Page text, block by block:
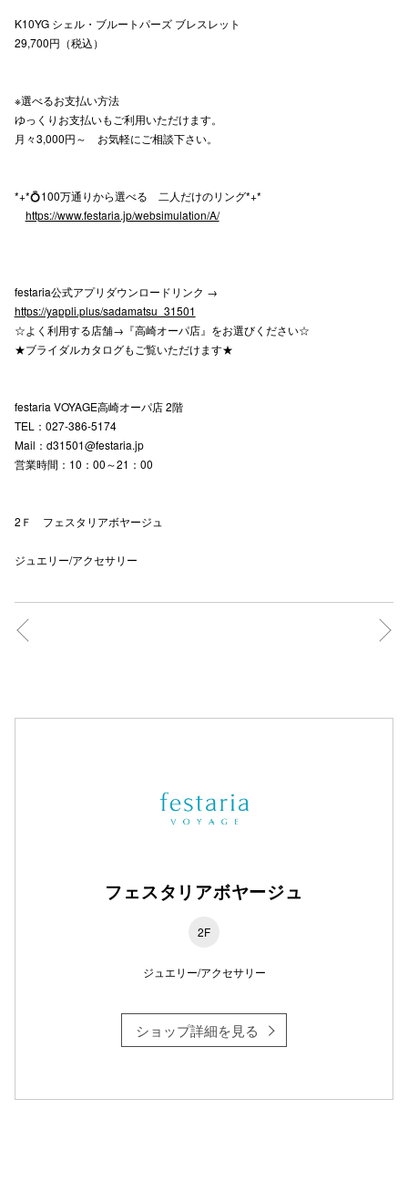
K10YG シェル・ブルートパーズ ブレスレット
29,700円（税込）
※選べるお支払い方法
ゆっくりお支払いもご利用いただけます。
月々3,000円～ お気軽にご相談下さい。
*+*💍100万通りから選べる 二人だけのリング*+*
https://www.festaria.jp/websimulation/A/
festaria公式アプリダウンロードリンク →
https://yappli.plus/sadamatsu_31501
☆よく利用する店舗→『高崎オーパ店』をお選びください☆
★ブライダルカタログもご覧いただけます★
festaria VOYAGE高崎オーパ店 2階
TEL：027-386-5174
Mail：d31501@festaria.jp
営業時間：10：00～21：00
2Ｆ フェスタリアボヤージュ
ジュエリー/アクセサリー
フェスタリアボヤージュ
2F
ジュエリー/アクセサリー
ショップ詳細を見る